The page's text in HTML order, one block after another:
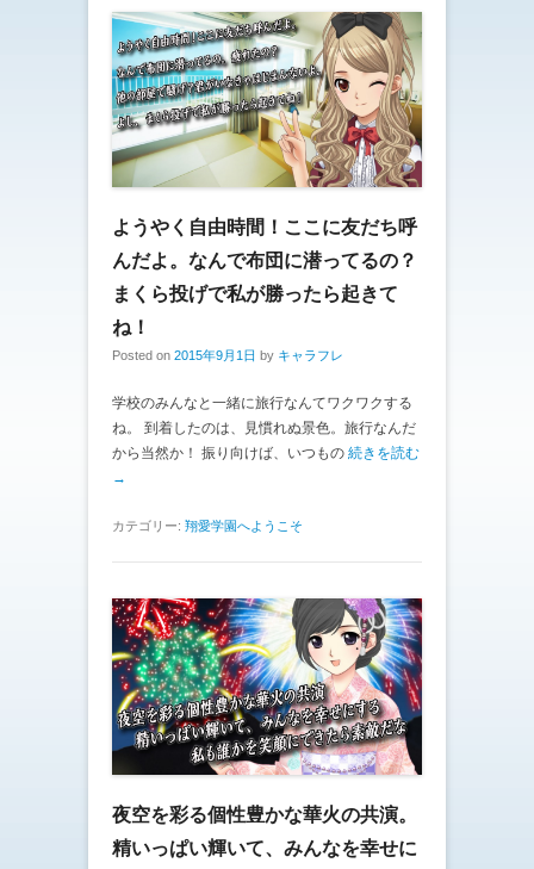
ようやく自由時間！ここに友だち呼
んだよ。なんで布団に潜ってるの？
まくら投げで私が勝ったら起きて
ね！
Posted on 2015年9月1日 by キャラフレ
学校のみんなと一緒に旅行なんてワクワクする
ね。 到着したのは、見慣れぬ景色。旅行なんだ
から当然か！ 振り向けば、いつもの 続きを読む
→
カテゴリー: 翔愛学園へようこそ
夜空を彩る個性豊かな華火の共演。
精いっぱい輝いて、みんなを幸せに